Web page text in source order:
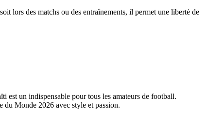
lors des matchs ou des entraînements, il permet une liberté de
est un indispensable pour tous les amateurs de football.
Monde 2026 avec style et passion.